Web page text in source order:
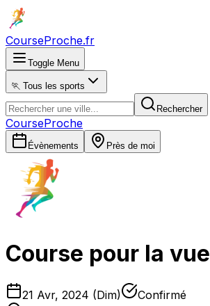
CourseProche.fr
Toggle Menu
🏃 Tous les sports
Rechercher
CourseProche
Évènements Près de moi
Course pour la vue
21 Avr, 2024 (Dim)
Confirmé